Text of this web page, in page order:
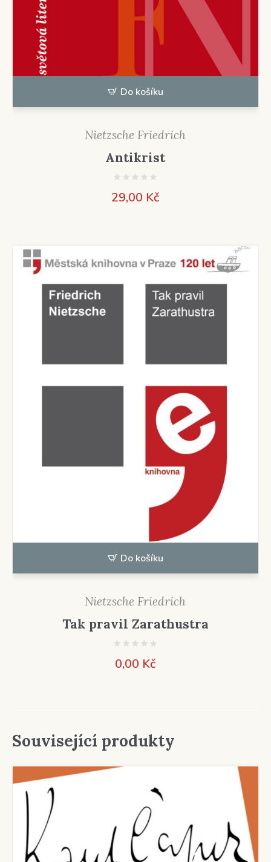
Do košíku
Nietzsche Friedrich
Antikrist
29,00 Kč
Do košíku
Nietzsche Friedrich
Tak pravil Zarathustra
0,00 Kč
Související produkty